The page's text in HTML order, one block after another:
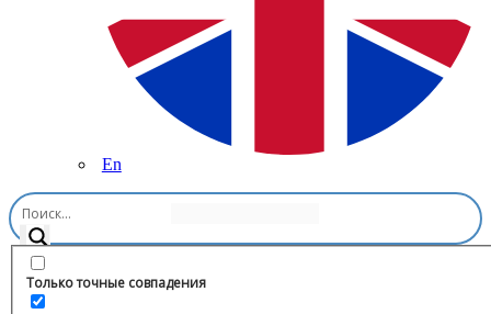
En
Только точные совпадения
Главная